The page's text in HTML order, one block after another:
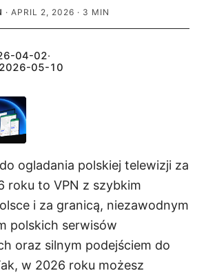
· APRIL 2, 2026 · 3 MIN
04-02·
05-10
ogladania polskiej telewizji za
roku to VPN z szybkim
i za granicą, niezawodnym
polskich serwisów
oraz silnym podejściem do
w 2026 roku możesz